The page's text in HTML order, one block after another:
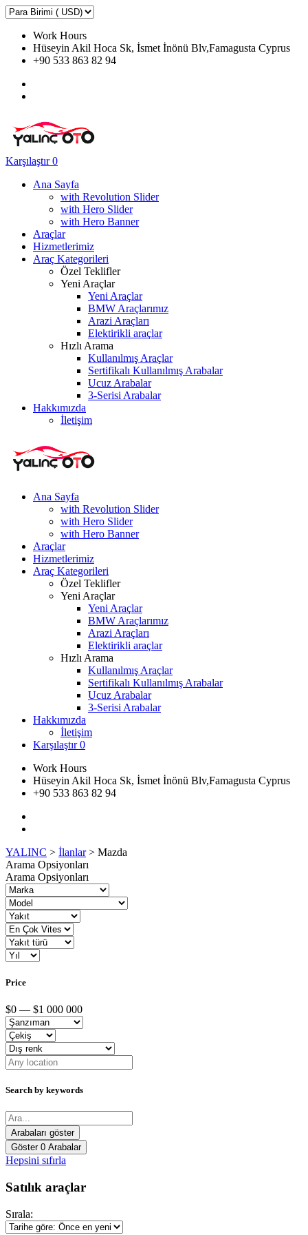
Work Hours
Hüseyin Akil Hoca Sk, İsmet İnönü Blv,Famagusta Cyprus
+90 533 863 82 94
Karşılaştır 0
Ana Sayfa
with Revolution Slider
with Hero Slider
with Hero Banner
Araçlar
Hizmetlerimiz
Araç Kategorileri
Özel Teklifler
Yeni Araçlar
Yeni Araçlar
BMW Araçlarımız
Arazi Araçları
Elektirikli araçlar
Hızlı Arama
Kullanılmış Araçlar
Sertifikalı Kullanılmış Arabalar
Ucuz Arabalar
3-Serisi Arabalar
Hakkımızda
İletişim
Ana Sayfa
with Revolution Slider
with Hero Slider
with Hero Banner
Araçlar
Hizmetlerimiz
Araç Kategorileri
Özel Teklifler
Yeni Araçlar
Yeni Araçlar
BMW Araçlarımız
Arazi Araçları
Elektirikli araçlar
Hızlı Arama
Kullanılmış Araçlar
Sertifikalı Kullanılmış Arabalar
Ucuz Arabalar
3-Serisi Arabalar
Hakkımızda
İletişim
Karşılaştır 0
Work Hours
Hüseyin Akil Hoca Sk, İsmet İnönü Blv,Famagusta Cyprus
+90 533 863 82 94
YALINC > İlanlar> Mazda
Arama Opsiyonları
Arama Opsiyonları
Price
$0 — $1 000 000
Search by keywords
Göster 0 Arabalar
Hepsini sıfırla
Satılık araçlar
Sırala: